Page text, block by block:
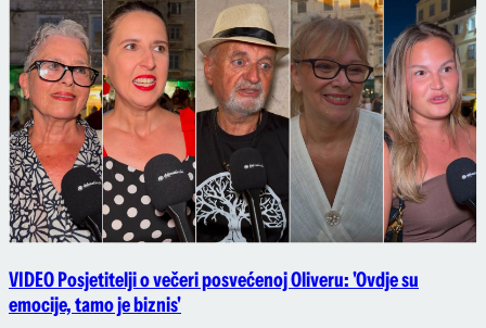
VIDEO Posjetitelji o večeri posvećenoj Oliveru: 'Ovdje su
emocije, tamo je biznis'